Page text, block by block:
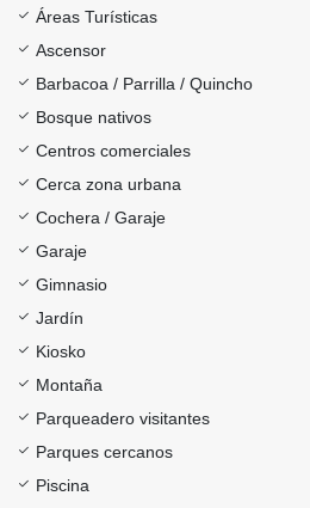
Áreas Turísticas
Ascensor
Barbacoa / Parrilla / Quincho
Bosque nativos
Centros comerciales
Cerca zona urbana
Cochera / Garaje
Garaje
Gimnasio
Jardín
Kiosko
Montaña
Parqueadero visitantes
Parques cercanos
Piscina